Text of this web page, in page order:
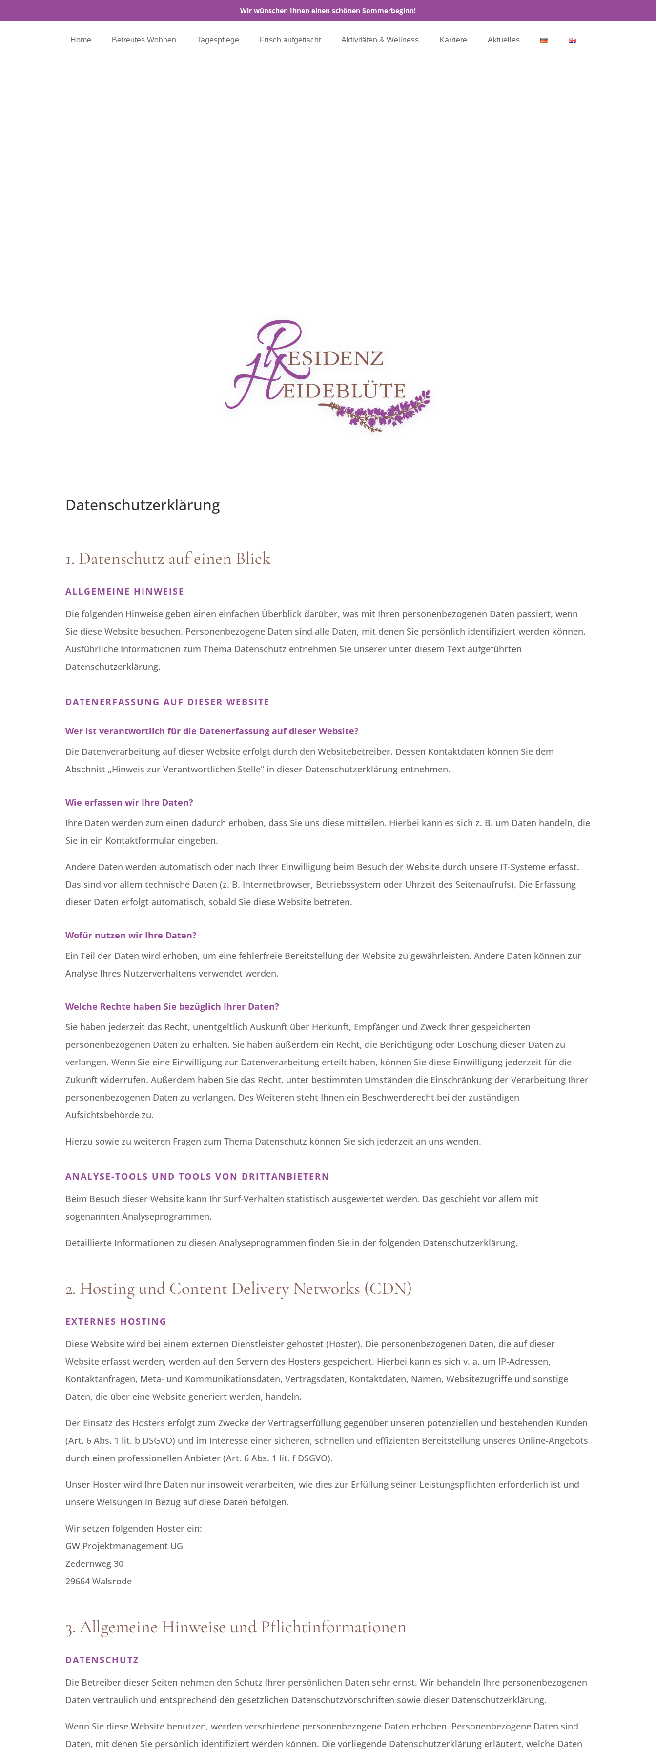
Wir wünschen Ihnen einen schönen Sommerbeginn!
Home Betreutes Wohnen Tagespflege Frisch aufgetischt Aktivitäten & Wellness Karriere Aktuelles
DATENSCHUTZ
Datenschutz­erklärung
1. Datenschutz auf einen Blick
ALLGEMEINE HINWEISE
Die folgenden Hinweise geben einen einfachen Überblick darüber, was mit Ihren personenbezogenen Daten passiert, wenn
Sie diese Website besuchen. Personenbezogene Daten sind alle Daten, mit denen Sie persönlich identifiziert werden können.
Ausführliche Informationen zum Thema Datenschutz entnehmen Sie unserer unter diesem Text aufgeführten
Datenschutzerklärung.
DATENERFASSUNG AUF DIESER WEBSITE
Wer ist verantwortlich für die Datenerfassung auf dieser Website?
Die Datenverarbeitung auf dieser Website erfolgt durch den Websitebetreiber. Dessen Kontaktdaten können Sie dem
Abschnitt „Hinweis zur Verantwortlichen Stelle“ in dieser Datenschutzerklärung entnehmen.
Wie erfassen wir Ihre Daten?
Ihre Daten werden zum einen dadurch erhoben, dass Sie uns diese mitteilen. Hierbei kann es sich z. B. um Daten handeln, die
Sie in ein Kontaktformular eingeben.
Andere Daten werden automatisch oder nach Ihrer Einwilligung beim Besuch der Website durch unsere IT-Systeme erfasst.
Das sind vor allem technische Daten (z. B. Internetbrowser, Betriebssystem oder Uhrzeit des Seitenaufrufs). Die Erfassung
dieser Daten erfolgt automatisch, sobald Sie diese Website betreten.
Wofür nutzen wir Ihre Daten?
Ein Teil der Daten wird erhoben, um eine fehlerfreie Bereitstellung der Website zu gewährleisten. Andere Daten können zur
Analyse Ihres Nutzerverhaltens verwendet werden.
Welche Rechte haben Sie bezüglich Ihrer Daten?
Sie haben jederzeit das Recht, unentgeltlich Auskunft über Herkunft, Empfänger und Zweck Ihrer gespeicherten
personenbezogenen Daten zu erhalten. Sie haben außerdem ein Recht, die Berichtigung oder Löschung dieser Daten zu
verlangen. Wenn Sie eine Einwilligung zur Datenverarbeitung erteilt haben, können Sie diese Einwilligung jederzeit für die
Zukunft widerrufen. Außerdem haben Sie das Recht, unter bestimmten Umständen die Einschränkung der Verarbeitung Ihrer
personenbezogenen Daten zu verlangen. Des Weiteren steht Ihnen ein Beschwerderecht bei der zuständigen
Aufsichtsbehörde zu.
Hierzu sowie zu weiteren Fragen zum Thema Datenschutz können Sie sich jederzeit an uns wenden.
ANALYSE-TOOLS UND TOOLS VON DRITT­ANBIETERN
Beim Besuch dieser Website kann Ihr Surf-Verhalten statistisch ausgewertet werden. Das geschieht vor allem mit
sogenannten Analyseprogrammen.
Detaillierte Informationen zu diesen Analyseprogrammen finden Sie in der folgenden Datenschutzerklärung.
2. Hosting und Content Delivery Networks (CDN)
EXTERNES HOSTING
Diese Website wird bei einem externen Dienstleister gehostet (Hoster). Die personenbezogenen Daten, die auf dieser
Website erfasst werden, werden auf den Servern des Hosters gespeichert. Hierbei kann es sich v. a. um IP-Adressen,
Kontaktanfragen, Meta- und Kommunikationsdaten, Vertragsdaten, Kontaktdaten, Namen, Websitezugriffe und sonstige
Daten, die über eine Website generiert werden, handeln.
Der Einsatz des Hosters erfolgt zum Zwecke der Vertragserfüllung gegenüber unseren potenziellen und bestehenden Kunden
(Art. 6 Abs. 1 lit. b DSGVO) und im Interesse einer sicheren, schnellen und effizienten Bereitstellung unseres Online-Angebots
durch einen professionellen Anbieter (Art. 6 Abs. 1 lit. f DSGVO).
Unser Hoster wird Ihre Daten nur insoweit verarbeiten, wie dies zur Erfüllung seiner Leistungspflichten erforderlich ist und
unsere Weisungen in Bezug auf diese Daten befolgen.
Wir setzen folgenden Hoster ein:
GW Projektmanagement UG
Zedernweg 30
29664 Walsrode
3. Allgemeine Hinweise und Pflicht­informationen
DATENSCHUTZ
Die Betreiber dieser Seiten nehmen den Schutz Ihrer persönlichen Daten sehr ernst. Wir behandeln Ihre personenbezogenen
Daten vertraulich und entsprechend den gesetzlichen Datenschutzvorschriften sowie dieser Datenschutzerklärung.
Wenn Sie diese Website benutzen, werden verschiedene personenbezogene Daten erhoben. Personenbezogene Daten sind
Daten, mit denen Sie persönlich identifiziert werden können. Die vorliegende Datenschutzerklärung erläutert, welche Daten